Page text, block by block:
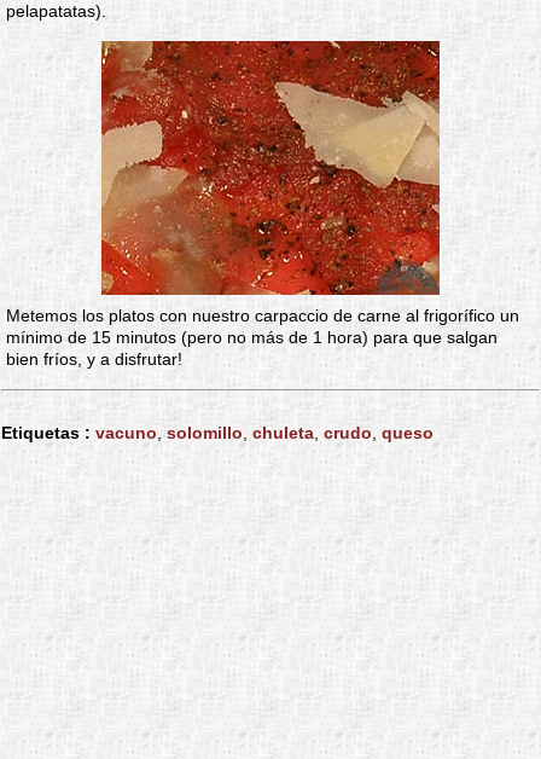
pelapatatas).
Metemos los platos con nuestro carpaccio de carne al frigorífico un
mínimo de 15 minutos (pero no más de 1 hora) para que salgan
bien fríos, y a disfrutar!
Etiquetas : vacuno solomillo chuleta crudo queso